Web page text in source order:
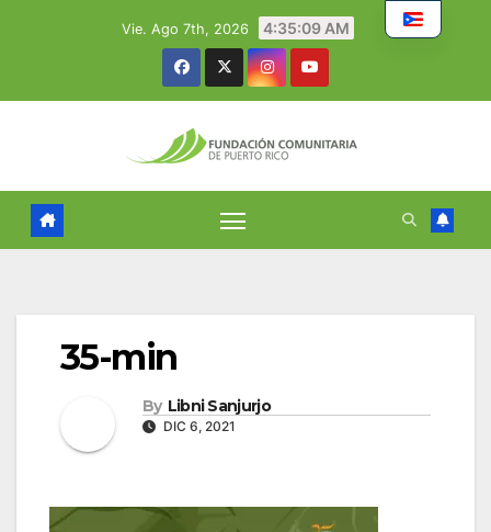
Vie. Ago 7th, 2026 4:35:10 AM
35-min
By Libni Sanjurjo
DIC 6, 2021